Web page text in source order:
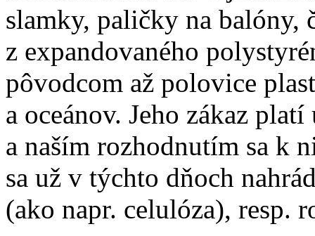
slamky, paličky na balóny,
z expandovaného
pôvodcom až polovice
a oceánov. Jeho zákaz
a naším rozhodnutím sa k
sa už v týchto dňoch
(ako napr. celulóza), resp.